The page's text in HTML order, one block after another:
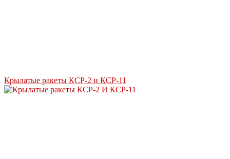
Крылатые ракеты КСР-2 и КСР-11